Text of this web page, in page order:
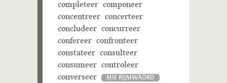
completeer componeer
concentreer concerteer
concludeer concurreer
confereer confronteer
constateer consulteer
consumeer controleer
converseer
MIE RIJMWÄÖRD